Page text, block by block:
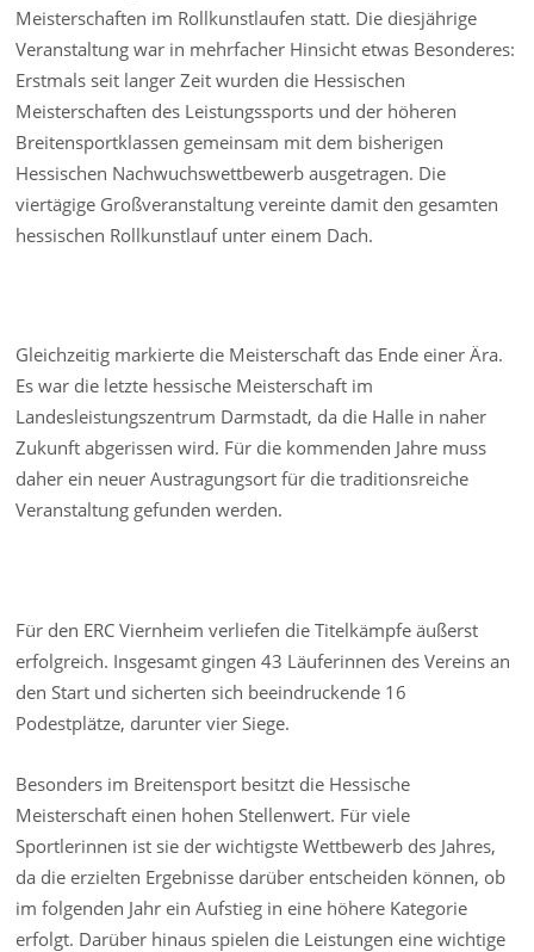
Meisterschaften im Rollkunstlaufen statt. Die diesjährige
Veranstaltung war in mehrfacher Hinsicht etwas Besonderes:
Erstmals seit langer Zeit wurden die Hessischen
Meisterschaften des Leistungssports und der höheren
Breitensportklassen gemeinsam mit dem bisherigen
Hessischen Nachwuchswettbewerb ausgetragen. Die
viertägige Großveranstaltung vereinte damit den gesamten
hessischen Rollkunstlauf unter einem Dach.
Gleichzeitig markierte die Meisterschaft das Ende einer Ära.
Es war die letzte hessische Meisterschaft im
Landesleistungszentrum Darmstadt, da die Halle in naher
Zukunft abgerissen wird. Für die kommenden Jahre muss
daher ein neuer Austragungsort für die traditionsreiche
Veranstaltung gefunden werden.
Für den ERC Viernheim verliefen die Titelkämpfe äußerst
erfolgreich. Insgesamt gingen 43 Läuferinnen des Vereins an
den Start und sicherten sich beeindruckende 16
Podestplätze, darunter vier Siege.
Besonders im Breitensport besitzt die Hessische
Meisterschaft einen hohen Stellenwert. Für viele
Sportlerinnen ist sie der wichtigste Wettbewerb des Jahres,
da die erzielten Ergebnisse darüber entscheiden können, ob
im folgenden Jahr ein Aufstieg in eine höhere Kategorie
erfolgt. Darüber hinaus spielen die Leistungen eine wichtige